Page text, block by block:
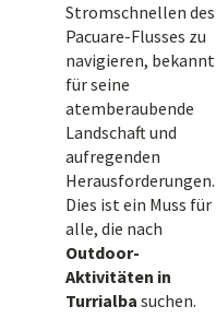
Stromschnellen des
Pacuare-Flusses zu
navigieren, bekannt
für seine
atemberaubende
Landschaft und
aufregenden
Herausforderungen.
Dies ist ein Muss für
alle, die nach
Outdoor-
Aktivitäten in
Turrialba suchen.